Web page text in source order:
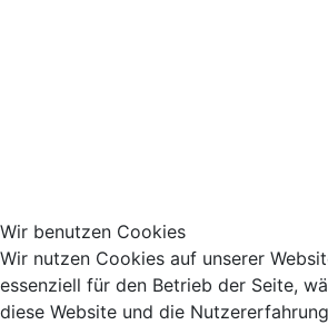
Wir benutzen Cookies
Wir nutzen Cookies auf unserer
essenziell für den Betrieb der Seite,
diese Website und die